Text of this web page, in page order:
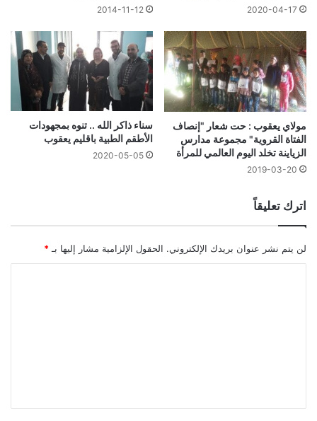
2020-04-17
2014-11-12
مولاي يعقوب : حت شعار "إنصاف
الفتاة القروية" مجموعة مدارس
الزياينة تخلد اليوم العالمي للمرأة
2019-03-20
سناء ذاكر الله .. تنوه بمجهودات
الأطقم الطبية باقليم يعقوب
2020-05-05
اترك تعليقاً
لن يتم نشر عنوان بريدك الإلكتروني. الحقول الإلزامية مشار إليها بـ *